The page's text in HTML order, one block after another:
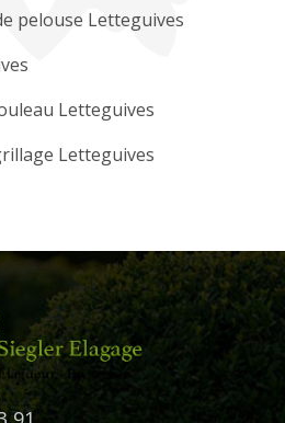
pelouse Letteguives
Letteguives
Letteguives